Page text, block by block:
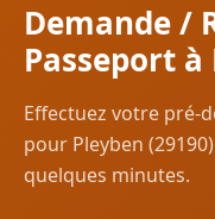
Demande /
Passeport à
Effectuez votre pré-
pour Pleyben
quelques minutes.